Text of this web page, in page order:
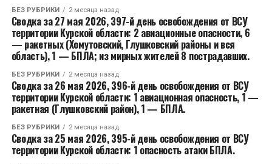
БЕЗ РУБРИКИ 2 месяца назад
Сводка за 27 мая 2026, 397-й день освобождения от ВСУ
территории Курской области: 2 авиационные опасности, 6
— ракетных (Хомутовский, Глушковский районы и вся
область), 1 — БПЛА; из мирных жителей 8 пострадавших.
БЕЗ РУБРИКИ 2 месяца назад
Сводка за 26 мая 2026, 396-й день освобождения от ВСУ
территории Курской области: 1 авиационная опасность, 1 —
ракетная (Глушковский район), 1 — БПЛА.
БЕЗ РУБРИКИ 2 месяца назад
Сводка за 25 мая 2026, 395-й день освобождения от ВСУ
территории Курской области: 1 опасность атаки БПЛА.